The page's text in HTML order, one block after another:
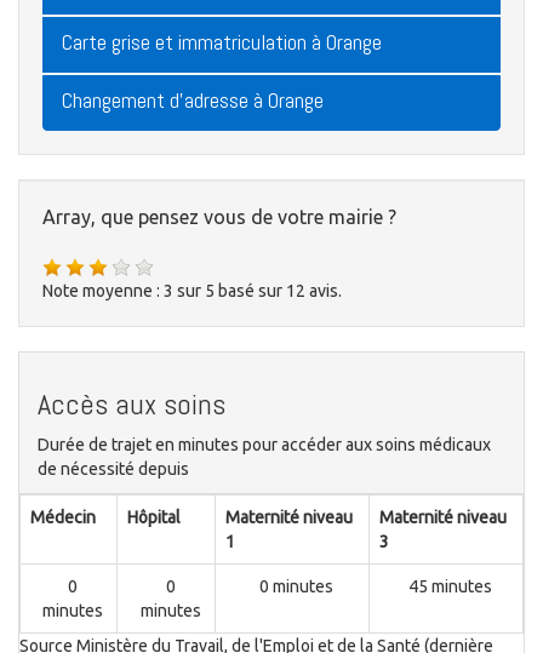
Carte grise et immatriculation à Orange
Changement d'adresse à Orange
Array, que pensez vous de votre mairie ?
Note moyenne : 3 sur 5 basé sur 12 avis.
Accès aux soins
Durée de trajet en minutes pour accéder aux soins médicaux
de nécessité depuis
Médecin Hôpital
Maternité niveau
1
Maternité niveau
3
0
minutes
0
minutes
0 minutes 45 minutes
Source Ministère du Travail, de l'Emploi et de la Santé (dernière